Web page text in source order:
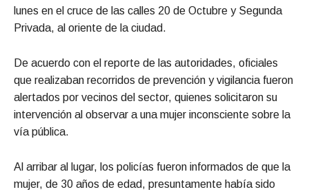
lunes en el cruce de las calles 20 de Octubre y Segunda
Privada, al oriente de la ciudad.
De acuerdo con el reporte de las autoridades, oficiales
que realizaban recorridos de prevención y vigilancia fueron
alertados por vecinos del sector, quienes solicitaron su
intervención al observar a una mujer inconsciente sobre la
vía pública.
Al arribar al lugar, los policías fueron informados de que la
mujer, de 30 años de edad, presuntamente había sido